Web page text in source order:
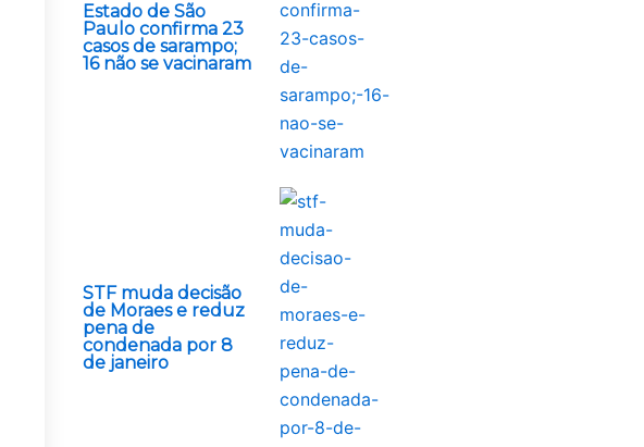
Estado de São
Paulo confirma 23
casos de sarampo;
16 não se vacinaram
STF muda decisão
de Moraes e reduz
pena de
condenada por 8
de janeiro